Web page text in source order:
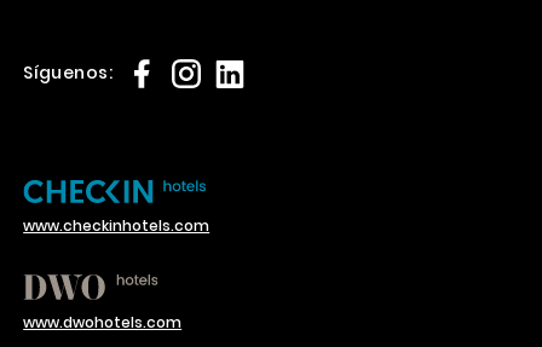
Síguenos:
www.checkinhotels.com
www.dwohotels.com